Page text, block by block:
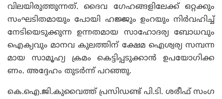
വിലയിരുത്തുന്നത്. ദൈവ ഗേഹങ്ങളിലേക്ക് ഒറ്റക്കും
സംഘടിതമായും പോയി ഹജ്ജും ഉംറയും നിർവഹിച്ച്
നേടിയെടുക്കുന്ന ഉന്നതമായ സാഹോദര്യ ബോധവും
ഐക്യവും മാനവ കുലത്തിന് ക്ഷേമ ഐശ്വര്യ സമ്പന്ന
മായ സാമൂഹ്യ ക്രമം കെട്ടിപ്പടുക്കാൻ ഉപയോഗിക്ക
ണം. അദ്ദേഹം തുടർന്ന് പറഞ്ഞു.
കെ.ഐ.ജി.കുവൈത്ത് പ്രസിഡണ്ട് പി.ടി. ശരീഫ് സംഗ